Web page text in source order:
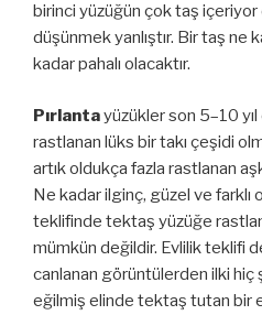
birinci yüzüğün çok taş içeriyor
düşünmek yanlıştır. Bir taş ne
kadar pahalı olacaktır.
Pırlantayüzükler son 5–10
rastlanan lüks bir takı çeşidi
artık oldukça fazla rastlanan
Ne kadar ilginç, güzel ve farklı
teklifinde tektaş yüzüğe
mümkün değildir. Evlilik teklifi
canlanan görüntülerden ilki hiç
eğilmiş elinde tektaş tutan bir